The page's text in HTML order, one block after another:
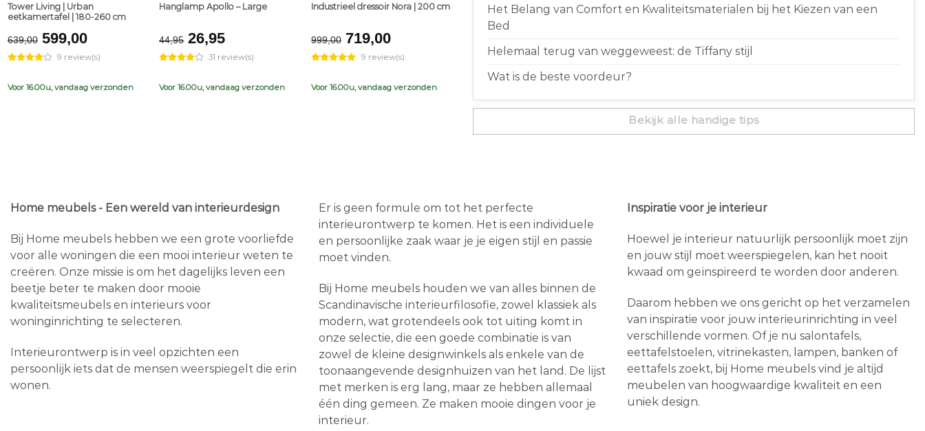
Tower Living | Urban
eetkamertafel | 180-260 cm
639,00 Original
price
was:
€639,00.
599,00Current
price
is:
€599,00.
9 review(s)
Voor 16.00u, vandaag verzonden
Hanglamp Apollo – Large
44,95 Original
price
was:
€44,95.
26,95Current
price
is:
€26,95.
31 review(s)
Voor 16.00u, vandaag verzonden
Industrieel dressoir Nora | 200 cm
999,00 Original
price
was:
€999,00.
719,00Current
price
is:
€719,00.
9 review(s)
Voor 16.00u, vandaag verzonden
Het Belang van Comfort en Kwaliteitsmaterialen bij het Kiezen van een
Bed
Helemaal terug van weggeweest: de Tiffany stijl
Wat is de beste voordeur?
Bekijk alle handige tips
Home meubels - Een wereld van interieurdesign
Bij Home meubels hebben we een grote voorliefde
voor alle woningen die een mooi interieur weten te
creëren. Onze missie is om het dagelijks leven een
beetje beter te maken door mooie
kwaliteitsmeubels en interieurs voor
woninginrichting te selecteren.
Interieurontwerp is in veel opzichten een
persoonlijk iets dat de mensen weerspiegelt die erin
wonen.
Er is geen formule om tot het perfecte
interieurontwerp te komen. Het is een individuele
en persoonlijke zaak waar je je eigen stijl en passie
moet vinden.
Bij Home meubels houden we van alles binnen de
Scandinavische interieurfilosofie, zowel klassiek als
modern, wat grotendeels ook tot uiting komt in
onze selectie, die een goede combinatie is van
zowel de kleine designwinkels als enkele van de
toonaangevende designhuizen van het land. De lijst
met merken is erg lang, maar ze hebben allemaal
één ding gemeen. Ze maken mooie dingen voor je
interieur.
Inspiratie voor je interieur
Hoewel je interieur natuurlijk persoonlijk moet zijn
en jouw stijl moet weerspiegelen, kan het nooit
kwaad om geïnspireerd te worden door anderen.
Daarom hebben we ons gericht op het verzamelen
van inspiratie voor jouw interieurinrichting in veel
verschillende vormen. Of je nu salontafels,
eettafelstoelen, vitrinekasten, lampen, banken of
eettafels zoekt, bij Home meubels vind je altijd
meubelen van hoogwaardige kwaliteit en een
uniek design.